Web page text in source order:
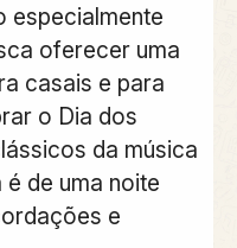
especialmente
oferecer uma
casais e para
o Dia dos
da música
de uma noite
e